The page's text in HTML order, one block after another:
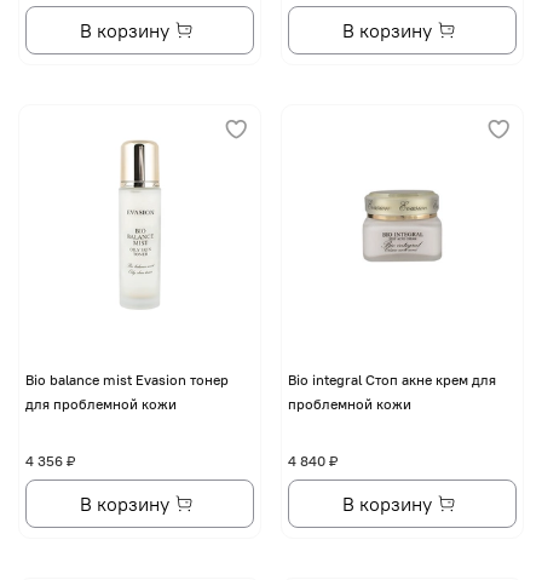
В корзину В корзину
Bio balance mist Evasion тонер
для проблемной кожи
4 356 ₽
В корзину
Bio integral Стоп акне крем для
проблемной кожи
4 840 ₽
В корзину